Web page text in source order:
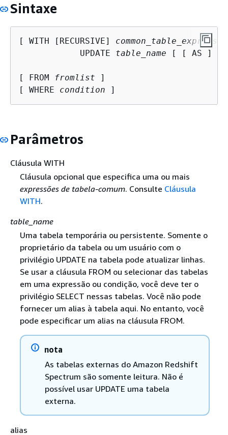
Sintaxe
[ WITH [RECURSIVE]
            UPDATE
table_name [ [ AS ]
[ FROM fromlist ]
[ WHERE condition ]
Parâmetros
Cláusula WITH
Cláusula opcional que especifica uma ou mais
expressões de tabela-comum. Consulte Cláusula
WITH.
table_name
Uma tabela temporária ou persistente. Somente o
proprietário da tabela ou um usuário com o
privilégio UPDATE na tabela pode atualizar linhas.
Se usar a cláusula FROM ou selecionar das tabelas
em uma expressão ou condição, você deve ter o
privilégio SELECT nessas tabelas. Você não pode
fornecer um alias à tabela aqui. No entanto, você
pode especificar um alias na cláusula FROM.
nota
As tabelas externas do Amazon Redshift
Spectrum são somente leitura. Não é
possível usar UPDATE uma tabela
externa.
alias